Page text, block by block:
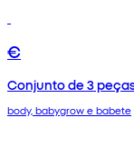
€
Conjunto de 3
body, babygrow e babete